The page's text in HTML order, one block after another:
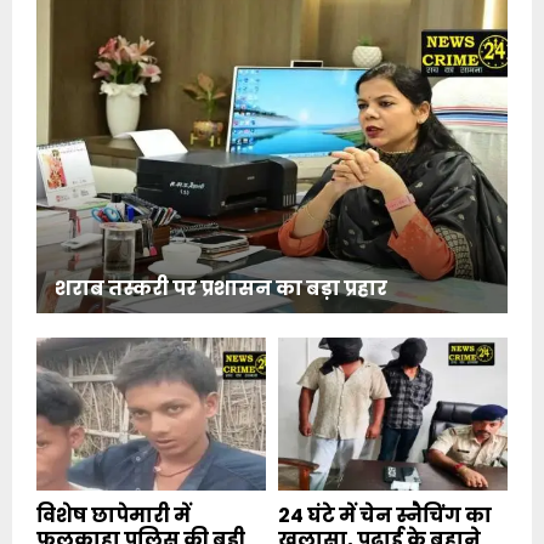
शराब तस्करी पर प्रशासन का बड़ा प्रहार
विशेष छापेमारी में
24 घंटे में चेन स्नैचिंग का